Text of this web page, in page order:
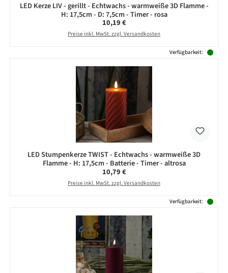
LED Kerze LIV - gerillt - Echtwachs - warmweiße 3D Flamme -
H: 17,5cm - D: 7,5cm - Timer - rosa
Regulärer Preis:
10,19 €
Preise inkl. MwSt. zzgl. Versandkosten
Verfügbarkeit:
LED Stumpenkerze TWIST - Echtwachs - warmweiße 3D
Flamme - H: 17,5cm - Batterie - Timer - altrosa
Regulärer Preis:
10,79 €
Preise inkl. MwSt. zzgl. Versandkosten
Verfügbarkeit: